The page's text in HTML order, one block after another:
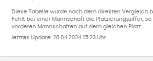
Diese Tabelle wurde nach dem direkten Vergleich
Fehlt bei einer Mannschaft die Platzierungsziffer,
vorderen Mannschaften auf dem gleichen Platz.
letztes Update: 28.04.2024 15:23 Uhr